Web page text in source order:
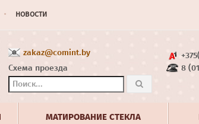
НОВОСТИ
zakaz@comint.by
Схема проезда
8
МАТИРОВАНИЕ СТЕКЛА